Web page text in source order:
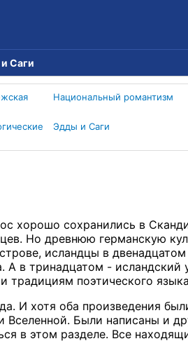
Саги
Национальный романтизм
Эдды и Саги
хорошо сохранились в
Но древнюю германскую
исландцы в
в тринадцатом -
традициям поэтического
И хотя оба произведения
Вселенной. Были написаны и
в этом разделе. Все